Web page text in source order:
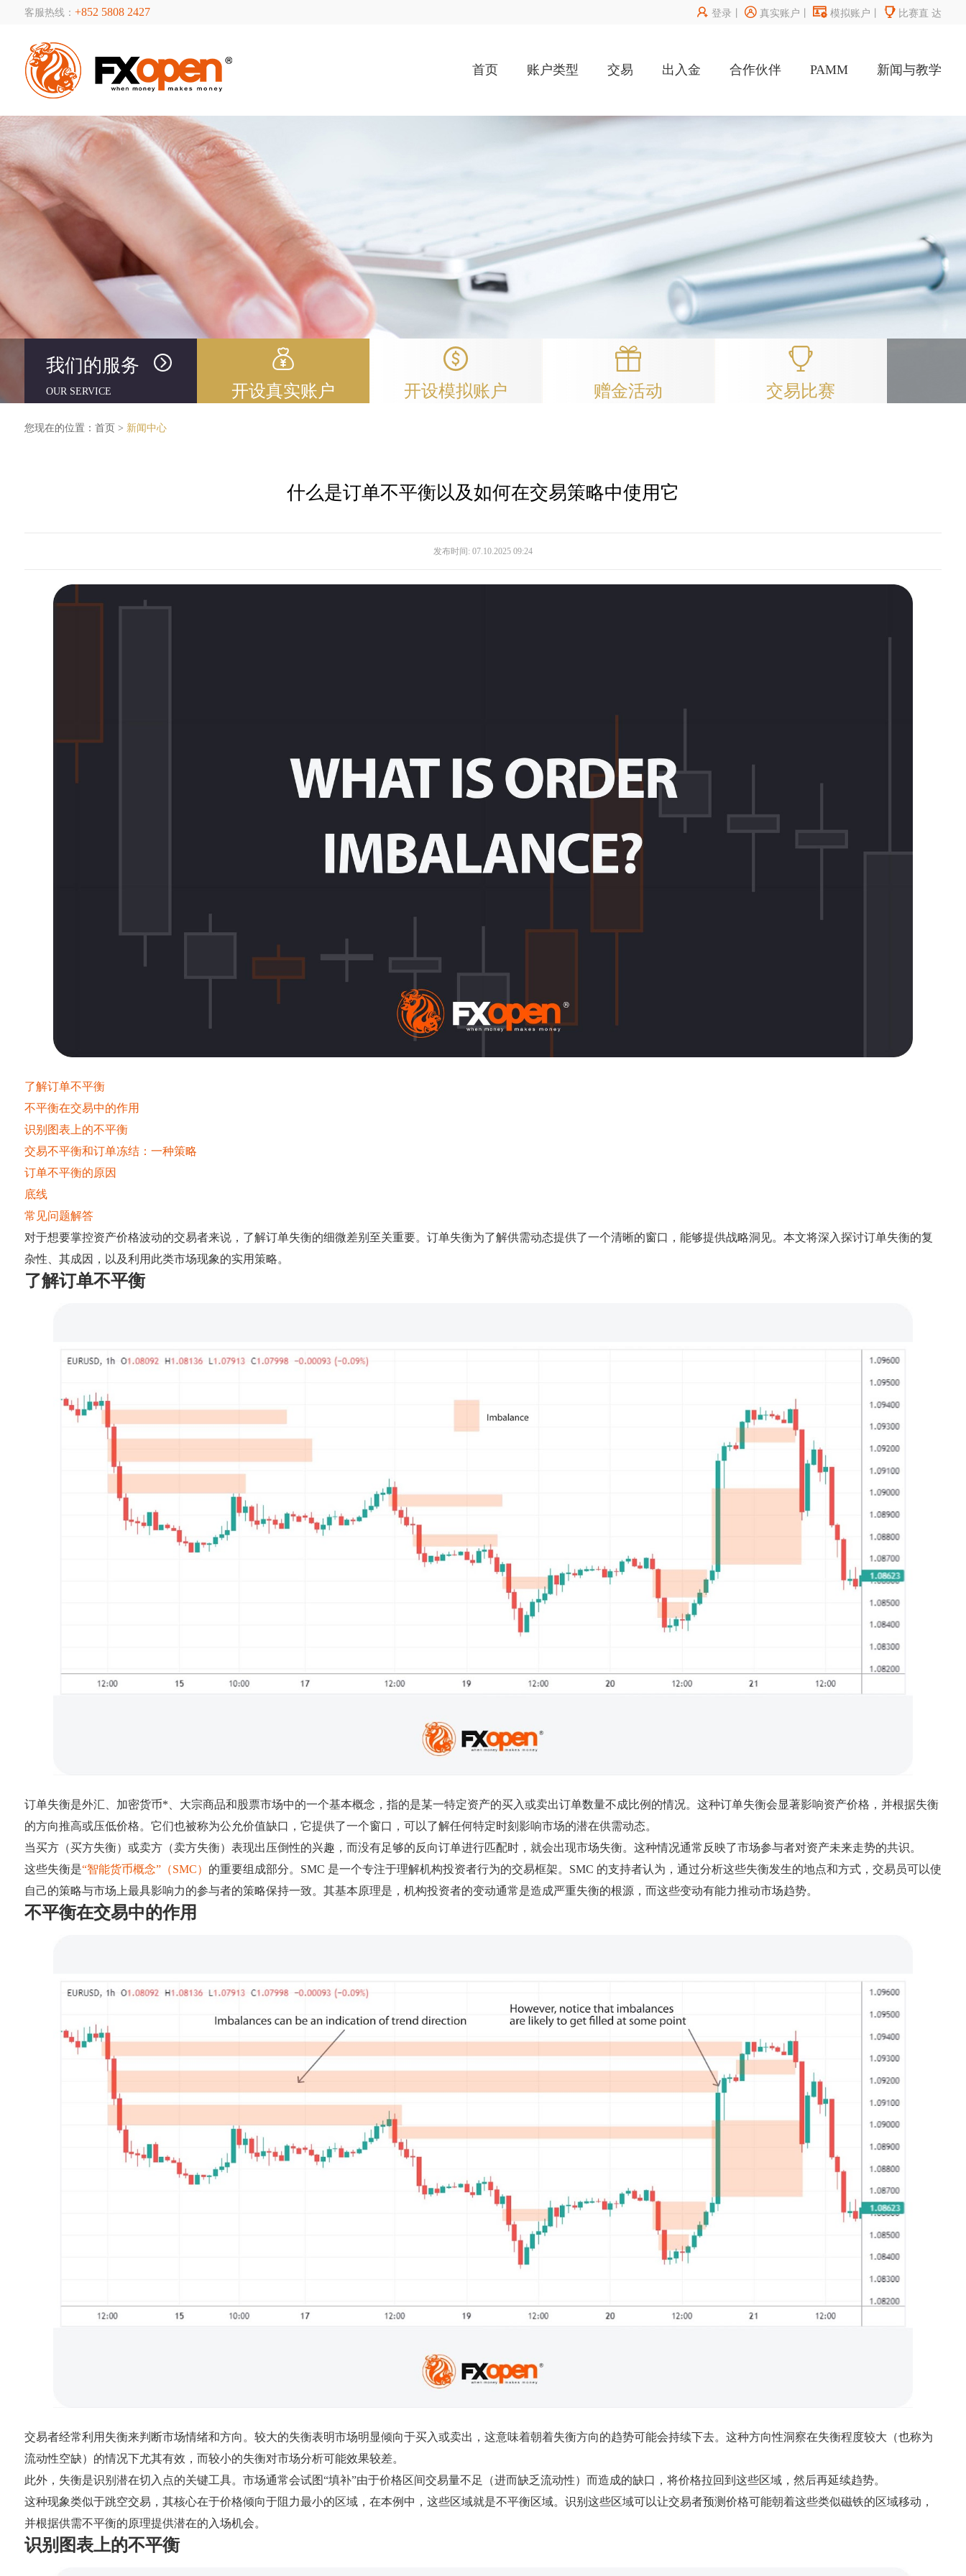
客服热线： +852 5808 2427  登录 丨 真实账户  模拟账户  比赛直 达
首页 账户类型 交易 出入金 合作伙伴 PAMM 新闻与教学
我们的服务
OUR SERVICE 开设真实账户 开设模拟账户 赠金活动 交易比赛
您现在的位置： 首页 > 新闻中心
什么是订单不平衡以及如何在交易策略中使用它
发布时间: 07.10.2025 09:24
了解订单不平衡
不平衡在交易中的作用
识别图表上的不平衡
交易不平衡和订单冻结：一种策略
订单不平衡的原因
底线
常见问题解答
对于想要掌控资产价格波动的交易者来说，了解订单失衡的细微差别至关重要。订单失衡为了解供需动态提供了一个清晰的窗口，能够提供战略洞见。本文将深入探讨订单失衡的复
杂性、其成因，以及利用此类市场现象的实用策略。
了解订单不平衡
订单失衡是外汇、加密货币*、大宗商品和股票市场中的一个基本概念，指的是某一特定资产的买入或卖出订单数量不成比例的情况。这种订单失衡会显著影响资产价格，并根据失衡
的方向推高或压低价格。它们也被称为公允价值缺口，它提供了一个窗口，可以了解任何特定时刻影响市场的潜在供需动态。
当买方（买方失衡）或卖方（卖方失衡）表现出压倒性的兴趣，而没有足够的反向订单进行匹配时，就会出现市场失衡。这种情况通常反映了市场参与者对资产未来走势的共识。
这些失衡是“智能货币概念”（SMC） 的重要组成部分。SMC 是一个专注于理解机构投资者行为的交易框架。SMC 的支持者认为，通过分析这些失衡发生的地点和方式，交易员可以使
自己的策略与市场上最具影响力的参与者的策略保持一致。其基本原理是，机构投资者的变动通常是造成严重失衡的根源，而这些变动有能力推动市场趋势。
不平衡在交易中的作用
交易者经常利用失衡来判断市场情绪和方向。较大的失衡表明市场明显倾向于买入或卖出，这意味着朝着失衡方向的趋势可能会持续下去。这种方向性洞察在失衡程度较大（也称为
流动性空缺）的情况下尤其有效，而较小的失衡对市场分析可能效果较差。
此外，失衡是识别潜在切入点的关键工具。市场通常会试图“填补”由于价格区间交易量不足（进而缺乏流动性）而造成的缺口，将价格拉回到这些区域，然后再延续趋势。
这种现象类似于跳空交易，其核心在于价格倾向于阻力最小的区域，在本例中，这些区域就是不平衡区域。识别这些区域可以让交易者预测价格可能朝着这些类似磁铁的区域移动，
并根据供需不平衡的原理提供潜在的入场机会。
识别图表上的不平衡